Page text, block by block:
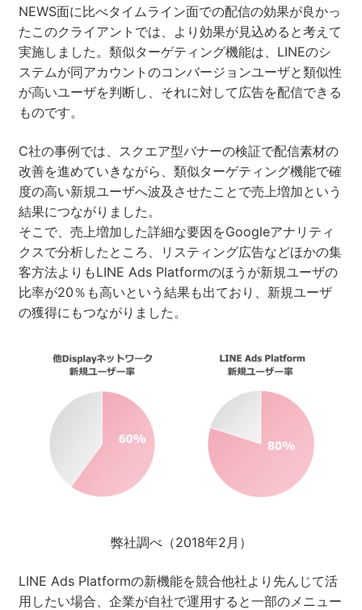
NEWS面に比べタイムライン面での配信の効果が良かっ
たこのクライアントでは、より効果が見込めると考えて
実施しました。類似ターゲティング機能は、LINEのシ
ステムが同アカウントのコンバージョンユーザと類似性
が高いユーザを判断し、それに対して広告を配信できる
ものです。
C社の事例では、スクエア型バナーの検証で配信素材の
改善を進めていきながら、類似ターゲティング機能で確
度の高い新規ユーザへ波及させたことで売上増加という
結果につながりました。
そこで、売上増加した詳細な要因をGoogleアナリティ
クスで分析したところ、リスティング広告などほかの集
客方法よりもLINE Ads Platformのほうが新規ユーザの
比率が20％も高いという結果も出ており、新規ユーザ
の獲得にもつながりました。
弊社調べ（2018年2月）
LINE Ads Platformの新機能を競合他社より先んじて活
用したい場合、企業が自社で運用すると一部のメニュー